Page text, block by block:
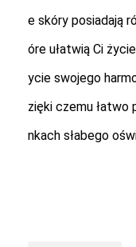
e skóry posiadają
óre ułatwią Ci
ycie swojego
zięki czemu łatwo
nkach słabego